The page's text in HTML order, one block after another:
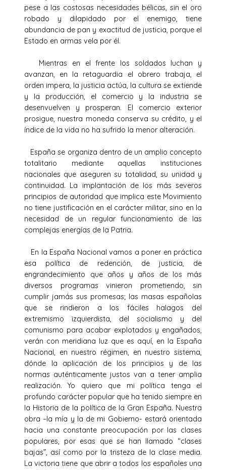
pese a las costosas necesidades bélicas, sin el oro
robado y dilapidado por el enemigo, tiene
abundancia de pan y exactitud de justicia, porque el
Estado en armas vela por él.
Mientras en el frente los soldados luchan y
avanzan, en la retaguardia el obrero trabaja, el
orden impera, la justicia actúa, la cultura se extiende
y la producción, el comercio y la industria se
desenvuelven y prosperan. El comercio exterior
prosigue, nuestra moneda conserva su crédito, y el
índice de la vida no ha sufrido la menor alteración.
España se organiza dentro de un amplio concepto
totalitario mediante aquellas instituciones
nacionales que aseguren su totalidad, su unidad y
continuidad. La implantación de los más severos
principios de autoridad que implica este Movimiento
no tiene justificación en el carácter militar, sino en la
necesidad de un regular funcionamiento de las
complejas energías de la Patria.
En la España Nacional vamos a poner en práctica
esa política de redención, de justicia, de
engrandecimiento que años y años de los más
diversos programas vinieron prometiendo, sin
cumplir jamás sus promesas; las masas españolas
que se rindieron a los fáciles halagos del
extremismo izquierdista, del socialismo y del
comunismo para acabar explotados y engañados,
verán con meridiana luz que es aquí, en la España
Nacional, en nuestro régimen, en nuestro sistema,
dónde la aplicación de los principios y de las
normas auténticamente justos van a tener amplia
realización. Yo quiero que mi política tenga el
profundo carácter popular que ha tenido siempre en
la Historia de la política de la Gran España. Nuestra
obra –la mía y la de mi Gobierno- estará orientada
hacia una constante preocupación por las clases
populares, por esas que se han llamado “clases
bajas”, así como por la tristeza de la clase media.
La victoria tiene que abrir a todos los españoles una